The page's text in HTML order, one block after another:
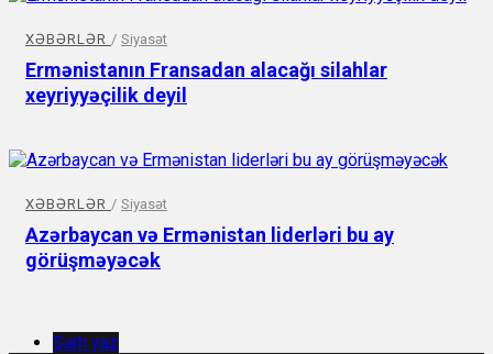
XƏBƏRLƏR / Siyasət
Ermənistanın Fransadan alacağı silahlar
xeyriyyəçilik deyil
XƏBƏRLƏR / Siyasət
Azərbaycan və Ermənistan liderləri bu ay
görüşməyəcək
Şərh yaz